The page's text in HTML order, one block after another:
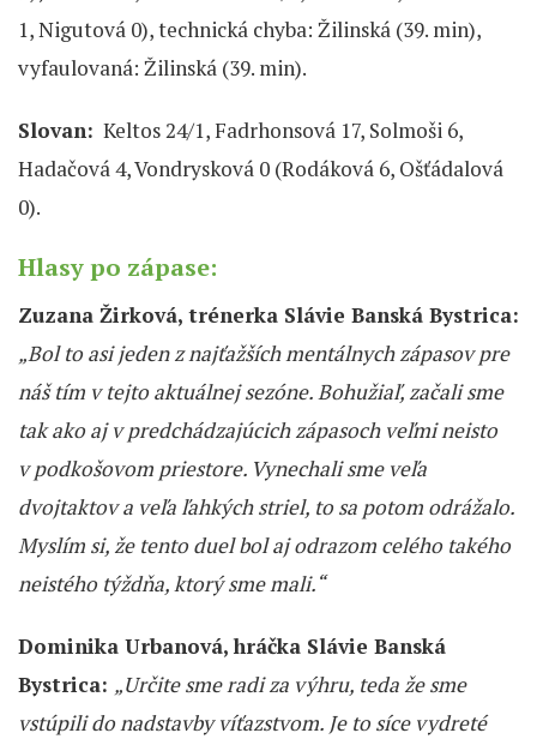
1, Nigutová 0), technická chyba: Žilinská (39. min),
vyfaulovaná: Žilinská (39. min).
Slovan: Keltos 24/1, Fadrhonsová 17, Solmoši 6,
Hadačová 4, Vondrysková 0 (Rodáková 6, Ošťádalová
0).
Hlasy po zápase:
Zuzana Žirková, trénerka Slávie Banská Bystrica:
„Bol to asi jeden z najťažších mentálnych zápasov pre
náš tím v tejto aktuálnej sezóne. Bohužiaľ, začali sme
tak ako aj v predchádzajúcich zápasoch veľmi neisto
v podkošovom priestore. Vynechali sme veľa
dvojtaktov a veľa ľahkých striel, to sa potom odrážalo.
Myslím si, že tento duel bol aj odrazom celého takého
neistého týždňa, ktorý sme mali.“
Dominika Urbanová, hráčka Slávie Banská
Bystrica: „Určite sme radi za výhru, teda že sme
vstúpili do nadstavby víťazstvom. Je to síce vydreté